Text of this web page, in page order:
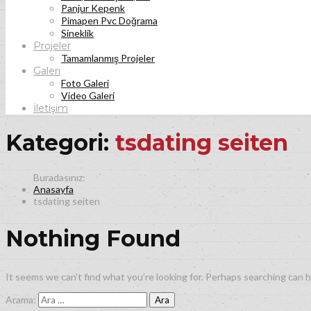
Panjur Kepenk
Pimapen Pvc Doğrama
Sineklik
Projeler
Tamamlanmış Projeler
Galeri
Foto Galeri
Video Galeri
İletişim
Kategori: tsdating seiten
Anasayfa
tsdating seiten
Nothing Found
It seems we can’t find what you’re looking for. Perhaps searching can
Arama: